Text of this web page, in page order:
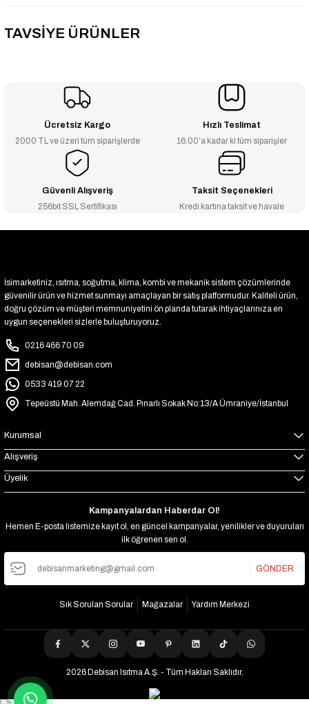
TAVSİYE ÜRÜNLER
-2% İNDİRİM
11/4'' Sarı Düz Rakor - 1143 -2% İNDİRİM
1'' Sarı Düz Rakor - 1142
Ücretsiz Kargo
2000 TL ve üzeri tüm siparişlerde
Hızlı Teslimat
16:00’a kadar ki tüm siparişler
Güvenli Alışveriş
256bit SSL Sertifikası
Taksit Seçenekleri
Kredi kartına taksit ve havale
İsimarketiniz, ısıtma, soğutma, klima, kombi ve mekanik sistem çözümlerinde
güvenilir ürün ve hizmet sunmayı amaçlayan bir satış platformudur. Kaliteli ürün,
doğru çözüm ve müşteri memnuniyetini ön planda tutarak ihtiyaçlarınıza en
uygun seçenekleri sizlerle buluşturuyoruz.
0216 466 70 09
debisan@debisan.com
0533 419 07 22
Tepeüstü Mah. Alemdağ Cad. Pınarlı Sokak No:13/A Ümraniye/İstanbul
Kurumsal
Alışveriş
Üyelik
Kampanyalardan Haberdar Ol!
Hemen E-posta listemize kayıt ol, en güncel kampanyalar, yenilikler ve duyuruları
ilk öğrenen sen ol.
GÖNDER
Sık Sorulan Sorular Mağazalar Yardım Merkezi
2026 Debisan Isıtma A.Ş. - Tüm Hakları Saklıdır.